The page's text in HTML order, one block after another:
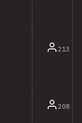
213
208